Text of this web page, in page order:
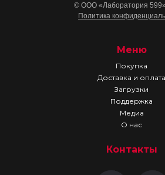
Меню
© ООО «Лаборатория
Политика
Покупка
Доставка и оплата
Загрузки
Поддержка
Медиа
О нас
Контакты